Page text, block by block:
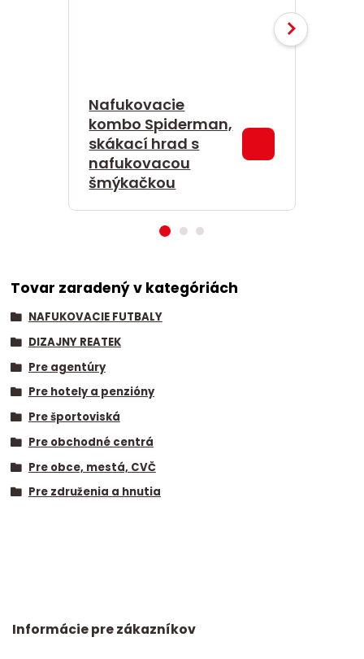
Nafukovacie
kombo Spiderman,
skákací hrad s
nafukovacou
šmýkačkou
Tovar zaradený v kategóriách
NAFUKOVACIE FUTBALY
DIZAJNY REATEK
Pre agentúry
Pre hotely a penzióny
Pre športoviská
Pre obchodné centrá
Pre obce, mestá, CVČ
Pre združenia a hnutia
Informácie pre zákazníkov